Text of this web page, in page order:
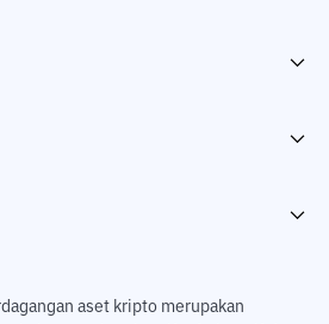
aset kripto merupakan